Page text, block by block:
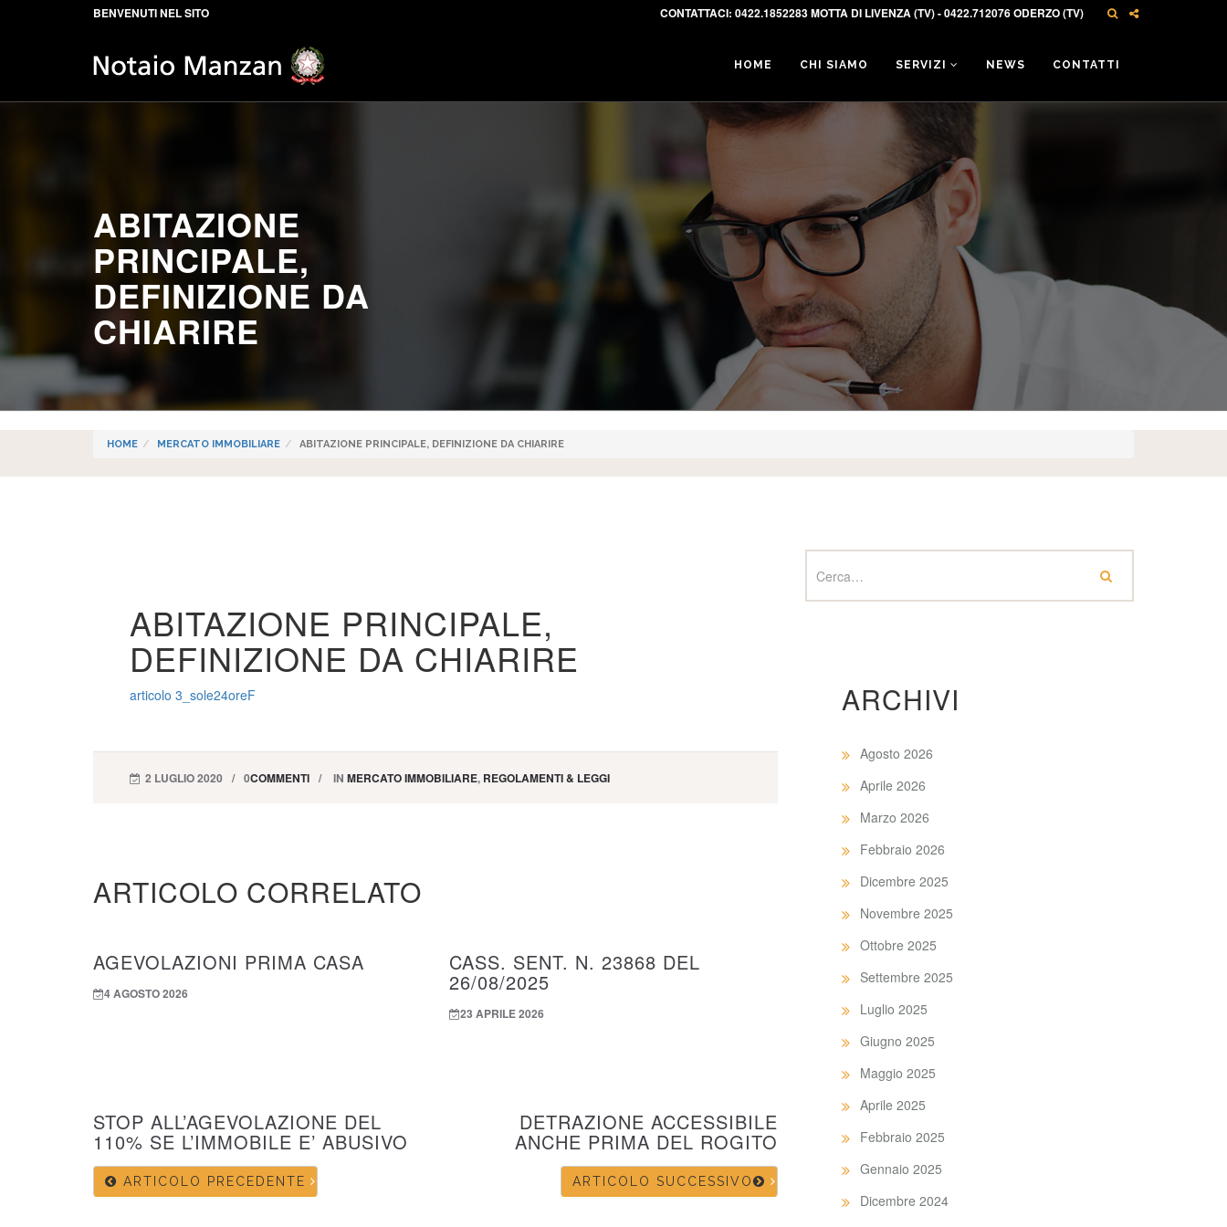
BENVENUTI NEL SITO CONTATTACI: 0422.1852283 MOTTA DI LIVENZA (TV) - 0422.712076 ODERZO (TV)
HOME CHI SIAMO SERVIZI NEWS CONTATTI
ABITAZIONE
PRINCIPALE,
DEFINIZIONE DA
CHIARIRE
HOME MERCATO IMMOBILIARE ABITAZIONE PRINCIPALE, DEFINIZIONE DA CHIARIRE
ABITAZIONE PRINCIPALE,
DEFINIZIONE DA CHIARIRE
articolo 3_sole24oreF
2 LUGLIO 2020 0COMMENTI IN MERCATO IMMOBILIARE, REGOLAMENTI & LEGGI
ARTICOLO CORRELATO
AGEVOLAZIONI PRIMA CASA
4 AGOSTO 2026
CASS. SENT. N. 23868 DEL
26/08/2025
23 APRILE 2026
STOP ALL’AGEVOLAZIONE DEL
110% SE L’IMMOBILE E’ ABUSIVO
ARTICOLO PRECEDENTE
DETRAZIONE ACCESSIBILE
ANCHE PRIMA DEL ROGITO
ARTICOLO SUCCESSIVO
ARCHIVI
Agosto 2026
Aprile 2026
Marzo 2026
Febbraio 2026
Dicembre 2025
Novembre 2025
Ottobre 2025
Settembre 2025
Luglio 2025
Giugno 2025
Maggio 2025
Aprile 2025
Febbraio 2025
Gennaio 2025
Dicembre 2024